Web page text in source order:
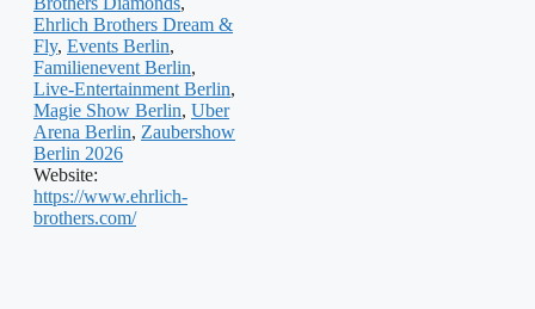
Ehrlich Brothers Dream &
Fly, Events Berlin,
Familienevent Berlin,
Live-Entertainment Berlin,
Magie Show Berlin, Uber
Arena Berlin, Zaubershow
Berlin 2026
Website:
https://www.ehrlich-
brothers.com/